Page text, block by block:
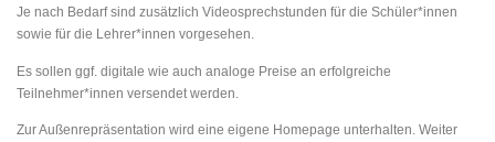
Je nach Bedarf sind zusätzlich Videosprechstunden für die Schüler*innen
sowie für die Lehrer*innen vorgesehen.
Es sollen ggf. digitale wie auch analoge Preise an erfolgreiche
Teilnehmer*innen versendet werden.
Zur Außenrepräsentation wird eine eigene Homepage unterhalten. Weiter